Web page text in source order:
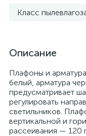
Класс
Описание
Плафоны и
белый, арматура
предусматривает
регулировать
светильников.
вертикальной и
рассеивания — 120